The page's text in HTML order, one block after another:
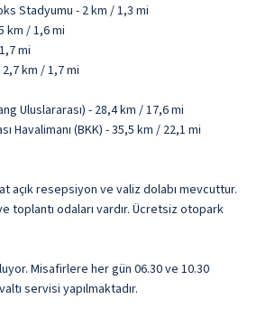
Stadyumu - 2 km / 1,3 mi
km / 1,6 mi
mi
km / 1,7 mi
Uluslararası) - 28,4 km / 17,6 mi
Havalimanı (BKK) - 35,5 km / 22,1 mi
açık resepsiyon ve valiz dolabı mevcuttur.
toplantı odaları vardır. Ücretsiz otopark
Misafirlere her gün 06.30 ve 10.30
servisi yapılmaktadır.